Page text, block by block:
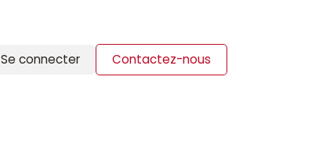
Se connecter Contactez-nous